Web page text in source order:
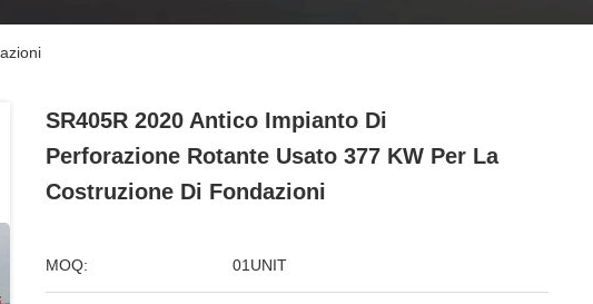
SR405R 2020 Antico Impianto Di
Perforazione Rotante Usato 377 KW Per La
Costruzione Di Fondazioni
MOQ: 01UNIT